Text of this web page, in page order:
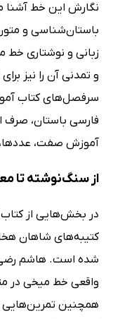
نگارش این خط آشنا
باستان‌شناسی و
زبانی و نوشتاری خط
و تمدنی آن را نیز
سرفصل‌های کتاب
فارسی باستان، صرف
آموزش صفت،
از سنگ‌نوشته تا
در بخش‌هایی از
کتیبه‌های شاهان
شده است. هاشم رضی
واقعی خط میخی در
همچنین تمرین‌هایی